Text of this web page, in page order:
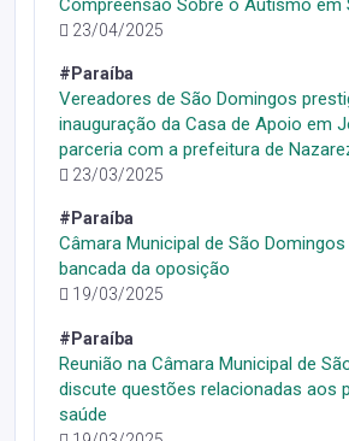
Compreensão Sobre o Autismo em
23/04/2025
#Paraíba
Vereadores de São Domingos
inauguração da Casa de Apoio em
parceria com a prefeitura de
23/03/2025
#Paraíba
Câmara Municipal de São
bancada da oposição
19/03/2025
#Paraíba
Reunião na Câmara Municipal de
discute questões relacionadas aos
saúde